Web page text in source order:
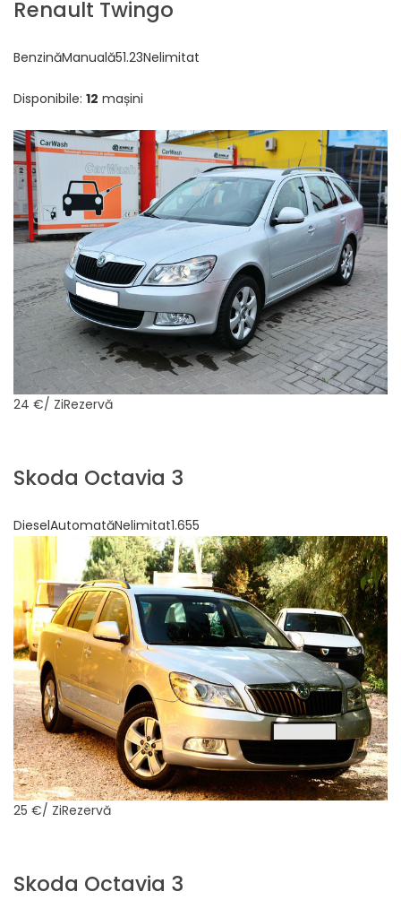
Renault Twingo
BenzinăManuală51.23Nelimitat
Disponibile: 12 mașini
24 €/ ZiRezervă
Skoda Octavia 3
DieselAutomatăNelimitat1.655
25 €/ ZiRezervă
Skoda Octavia 3